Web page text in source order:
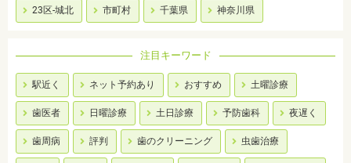
23区-城北 市町村 千葉県 神奈川県
注目キーワード
駅近く ネット予約あり おすすめ 土曜診療
歯医者 日曜診療 土日診療 予防歯科 夜遅く
歯周病 評判 歯のクリーニング 虫歯治療